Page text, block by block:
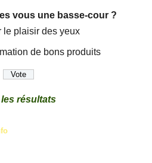
vous une basse-cour ?
le plaisir des yeux
de bons produits
les résultats